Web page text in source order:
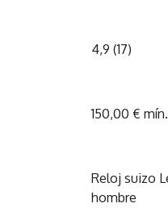
4,9 (17)
150,00 € mín.
Reloj suizo
hombre